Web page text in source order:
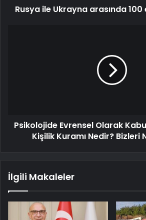
Rusya ile Ukrayna arasında
Psikolojide Evrensel Olarak
Kişilik Kuramı Nedir? Bizleri
İlgili Makaleler